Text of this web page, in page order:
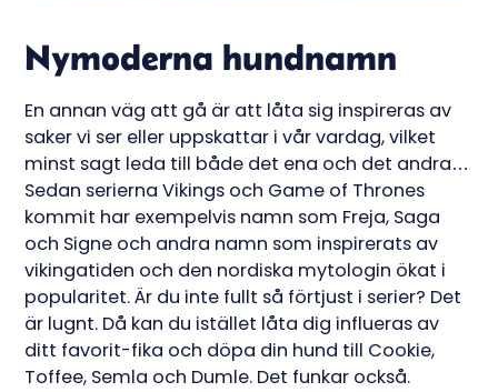
Nymoderna hundnamn
En annan väg att gå är att låta sig inspireras av
saker vi ser eller uppskattar i vår vardag, vilket
minst sagt leda till både det ena och det andra…
Sedan serierna Vikings och Game of Thrones
kommit har exempelvis namn som Freja, Saga
och Signe och andra namn som inspirerats av
vikingatiden och den nordiska mytologin ökat i
popularitet. Är du inte fullt så förtjust i serier? Det
är lugnt. Då kan du istället låta dig influeras av
ditt favorit-fika och döpa din hund till Cookie,
Toffee, Semla och Dumle. Det funkar också.